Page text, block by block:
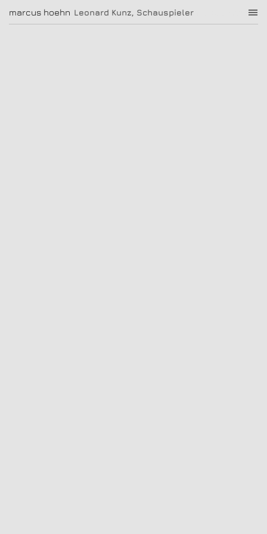
Leonard Kunz, Schauspieler
marcus hoehn marcus hoehn
|